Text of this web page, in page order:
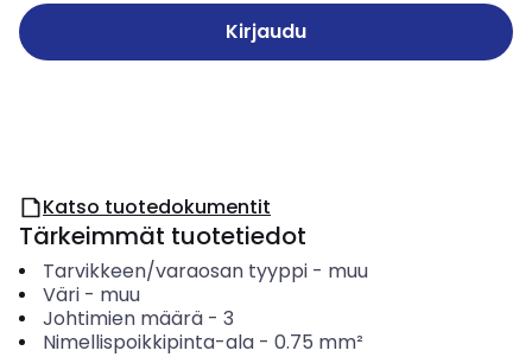
Kirjaudu
Katso tuotedokumentit
Tärkeimmät tuotetiedot
Tarvikkeen/varaosan tyyppi- muu
Väri- muu
Johtimien määrä- 3
Nimellispoikkipinta-ala- 0.75 mm²